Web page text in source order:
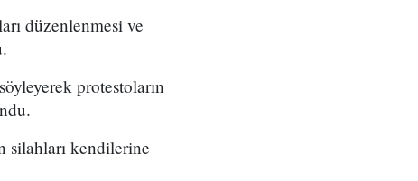
düzenlenmesi ve
protestoların
silahları kendilerine